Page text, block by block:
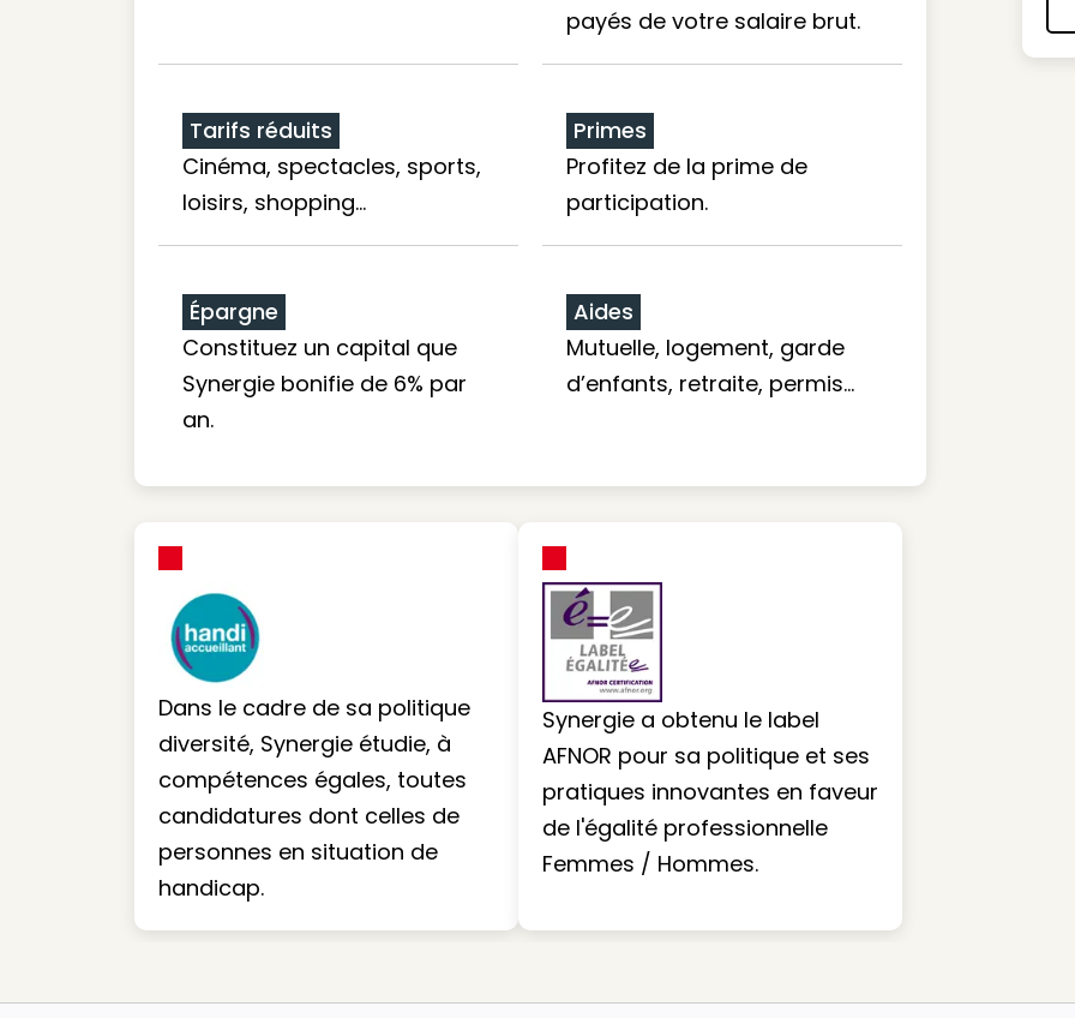
payés de votre salaire brut.
Tarifs réduits
Cinéma, spectacles, sports,
loisirs, shopping...
Primes
Profitez de la prime de
participation.
Épargne
Constituez un capital que
Synergie bonifie de 6% par
an.
Aides
Mutuelle, logement, garde
d’enfants, retraite, permis…
Dans le cadre de sa politique
diversité, Synergie étudie, à
compétences égales, toutes
candidatures dont celles de
personnes en situation de
handicap.
Synergie a obtenu le label
AFNOR pour sa politique et ses
pratiques innovantes en faveur
de l'égalité professionnelle
Femmes / Hommes.